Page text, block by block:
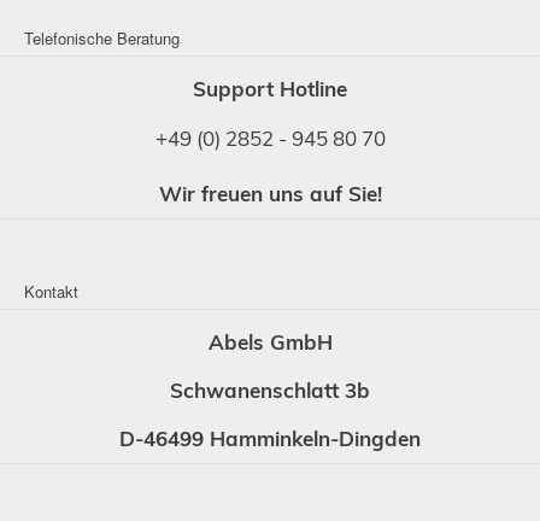
Telefonische Beratung
Support Hotline
+49 (0) 2852 - 945 80 70
Wir freuen uns auf Sie!
Kontakt
Abels GmbH
Schwanenschlatt 3b
D-46499 Hamminkeln-Dingden